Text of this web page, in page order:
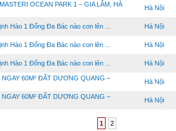
OCEAN PARK 1 – GIA LÂM, HÀ
Hà Nội
Hào 1 Đống Đa Bác nào con lên ... Hà Nội
Hào 1 Đống Đa Bác nào con lên ... Hà Nội
Hào 1 Đống Đa Bác nào con lên ... Hà Nội
60M² ĐẤT DƯƠNG QUANG –
Hà Nội
60M² ĐẤT DƯƠNG QUANG –
Hà Nội
1 2